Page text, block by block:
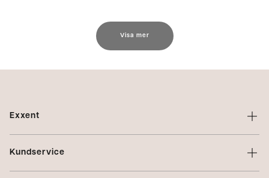
Visa mer
Exxent
Om Exxent
Kundservice